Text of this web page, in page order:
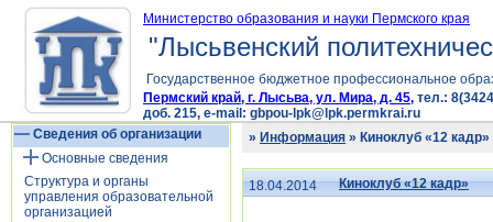
Министерство образования и науки Пермского края
"Лысьвенский
Государственное бюджетное профессиональное
Пермский край, г. Лысьва, ул. Мира, д. 45, тел.:
доб. 215, e-mail: gbpou-lpk@lpk.permkrai.ru
Сведения об организации
Основные сведения
Структура и органы
управления образовательной
организацией
» Информация » Киноклуб «12 кадр»
18.04.2014 Киноклуб «12 кадр»